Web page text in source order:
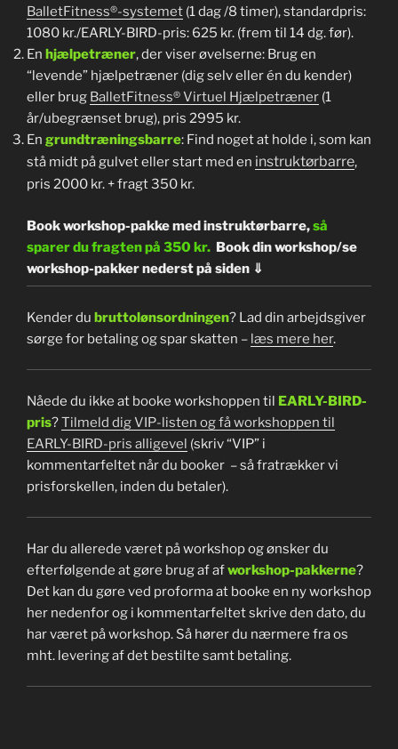
BalletFitness®-systemet (1 dag /8 timer), standardpris:
1080 kr./EARLY-BIRD-pris: 625 kr. (frem til 14 dg. før).
En hjælpetræner, der viser øvelserne: Brug en
“levende” hjælpetræner (dig selv eller én du kender)
eller brug BalletFitness® Virtuel Hjælpetræner (1
år/ubegrænset brug), pris 2995 kr.
En grundtræningsbarre: Find noget at holde i, som kan
stå midt på gulvet eller start med en instruktørbarre,
pris 2000 kr. + fragt 350 kr.
Book workshop-pakke med instruktørbarre,så
sparer du fragten på 350 kr. Book din workshop/se
workshop-pakker nederst på siden ⇓
Kender du bruttolønsordningen? Lad din arbejdsgiver
sørge for betaling og spar skatten – læs mere her.
Nåede du ikke at booke workshoppen til EARLY-BIRD-
pris?Tilmeld dig VIP-listen og få workshoppen til
EARLY-BIRD-pris alligevel (skriv “VIP” i
kommentarfeltet når du booker – så fratrækker vi
prisforskellen, inden du betaler).
Har du allerede været på workshop og ønsker du
efterfølgende at gøre brug af afworkshop-pakkerne?
Det kan du gøre ved proforma at booke en ny workshop
her nedenfor og i kommentarfeltet skrive den dato, du
har været på workshop. Så hører du nærmere fra os
mht. levering af det bestilte samt betaling.